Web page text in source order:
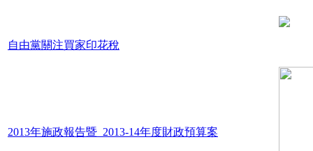
自由黨關注買家印花稅
2013年施政報告暨 2013-14年度財政預算案